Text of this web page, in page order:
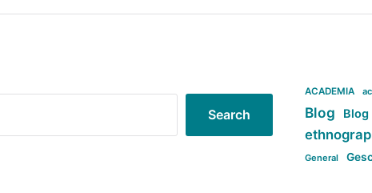
Search
ACADEMIA
Blog Blog
General